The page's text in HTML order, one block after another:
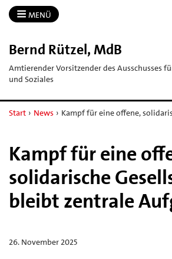
MENÜ
Bernd Rützel, MdB
Amtierender Vorsitzender des Ausschusses
und Soziales
Start › News › Kampf für eine offene,
Kampf für eine
solidarische
bleibt zentrale
26. November 2025